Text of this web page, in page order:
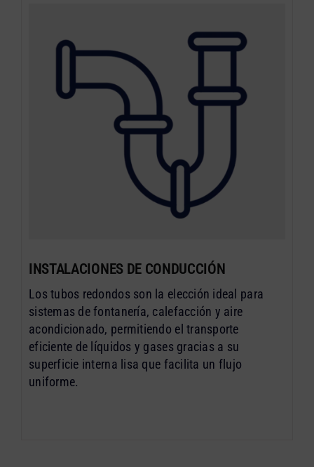
INSTALACIONES DE CONDUCCIÓN
Los tubos redondos son la elección ideal para
sistemas de fontanería, calefacción y aire
acondicionado, permitiendo el transporte
eficiente de líquidos y gases gracias a su
superficie interna lisa que facilita un flujo
uniforme.